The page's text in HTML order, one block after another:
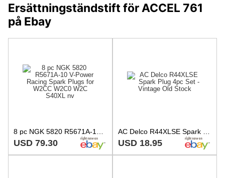
Ersättningständstift för ACCEL 761
på Ebay
USD 79.30 USD 18.95